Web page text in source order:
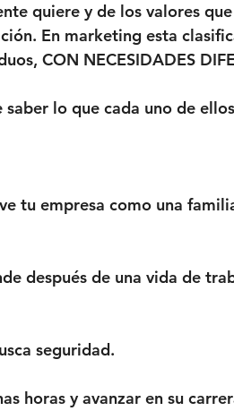
quiere y de los valores que
En marketing esta
CON NECESIDADES
lo que cada uno de
tu empresa como una
después de una vida de
seguridad.
horas y avanzar en su